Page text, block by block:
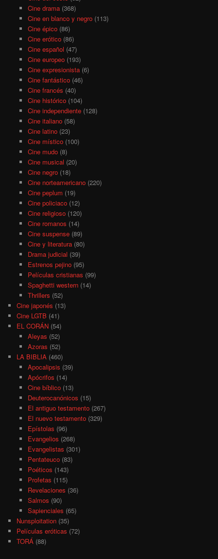
Cine drama(368)
Cine en blanco y negro(113)
Cine épico(86)
Cine erótico(86)
Cine español (47)
Cine europeo(193)
Cine expresionista(6)
Cine fantástico(46)
Cine francés (40)
Cine histórico(104)
Cine independiente(128)
Cine italiano(58)
Cine latino(23)
Cine místico(100)
Cine mudo(8)
Cine musical (20)
Cine negro(18)
Cine norteamericano(220)
Cine peplum (19)
Cine policiaco(12)
Cine religioso(120)
Cine romanos (14)
Cine suspense(89)
Cine y literatura(80)
Drama judicial (39)
Estrenos pejino(95)
Películas cristianas (99)
Spaghetti western(14)
Thrillers (52)
Cine japonés (13)
Cine LGTB (41)
EL CORÁN (54)
Aleyas (52)
Azoras (52)
LA BIBLIA (460)
Apocalipsis (39)
Apócrifos (14)
Cine bíblico(13)
Deuterocanónicos (15)
El antiguo testamento(267)
El nuevo testamento(329)
Epístolas (96)
Evangelios (268)
Evangelistas (301)
Pentateuco(83)
Poéticos (143)
Profetas (115)
Revelaciones (36)
Salmos (90)
Sapienciales (65)
Nunsploitation (35)
Películas eróticas (72)
TORÁ (88)